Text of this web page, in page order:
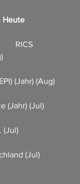
Heute
RICS
(Jahr) (Aug)
(Jahr) (Jul)
(Jul)
(Jul)